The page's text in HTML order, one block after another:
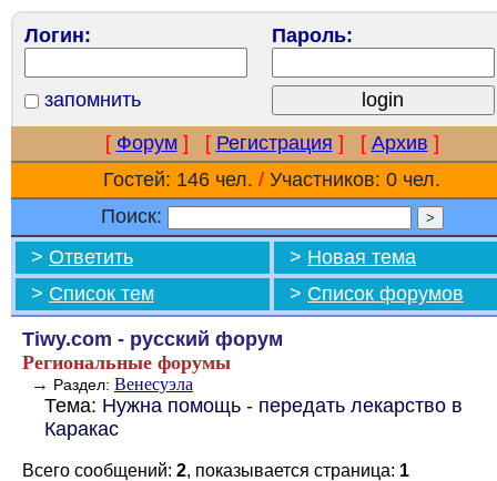
Логин: Пароль:
запомнить
[ Форум ] [ Регистрация ] [ Архив ]
Гостей: 146 чел. / Участников: 0 чел.
Поиск:
> Ответить > Новая тема
> Список тем > Список форумов
Tiwy.com - русский форум
Региональные форумы
→ Раздел: Венесуэла
Тема: Нужна помощь - передать лекарство в
Каракас
Всего сообщений: 2, показывается страница: 1